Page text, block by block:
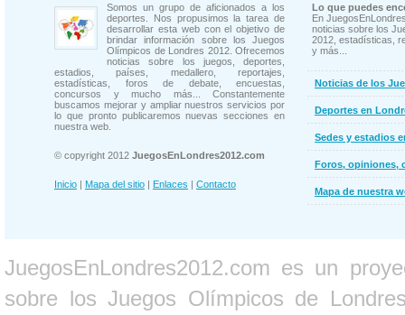
Somos un grupo de aficionados a los
deportes. Nos propusimos la tarea de
desarrollar esta web con el objetivo de
brindar información sobre los Juegos
Olímpicos de Londres 2012. Ofrecemos
noticias sobre los juegos, deportes,
estadios, países, medallero, reportajes,
estadísticas, foros de debate, encuestas,
concursos y mucho más... Constantemente
buscamos mejorar y ampliar nuestros servicios por
lo que pronto publicaremos nuevas secciones en
nuestra web.
© copyright 2012 JuegosEnLondres2012.com
Inicio | Mapa del sitio | Enlaces | Contacto
Lo que puedes
En
noticias sobre los
2012, estadísticas,
y más...
Noticias de los
Deportes en
Sedes y estadios
Foros, opiniones,
Mapa de nuestra
JuegosEnLondres2012.com es un
sobre los Juegos Olímpicos de